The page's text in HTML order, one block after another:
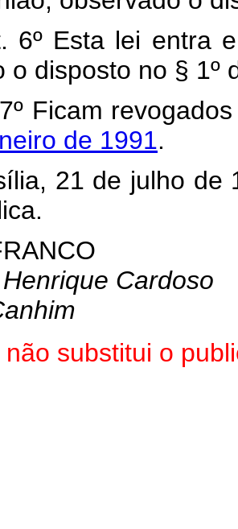
6º Esta lei entra
o disposto no § 1º
Ficam
de 1991.
de julho de
Cardoso
não substitui o